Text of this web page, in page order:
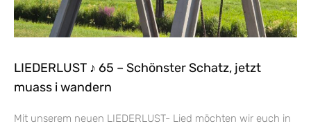
LIEDERLUST ♪ 65 – Schönster Schatz, jetzt
muass i wandern
Mit unserem neuen LIEDERLUST- Lied möchten wir euch in